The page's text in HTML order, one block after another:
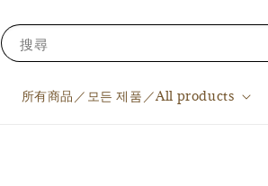
搜尋
所有商品／모든 제품／All products